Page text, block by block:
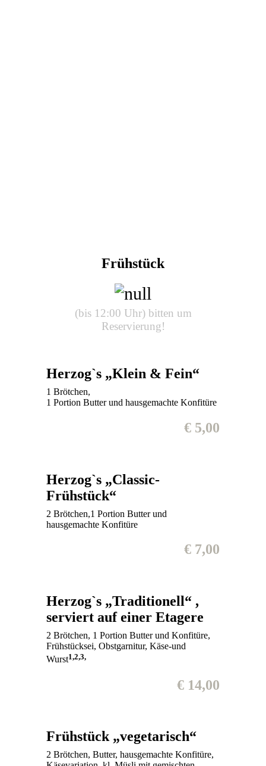
Frühstück
(bis 12:00 Uhr) bitten um
Reservierung!
Herzog`s „Klein & Fein“
1 Brötchen,
1 Portion Butter und hausgemachte Konfitüre
€ 5,00
Herzog`s „Classic-
Frühstück“
2 Brötchen,1 Portion Butter und
hausgemachte Konfitüre
€ 7,00
Herzog`s „Traditionell“ ,
serviert auf einer Etagere
2 Brötchen, 1 Portion Butter und Konfitüre,
Frühstücksei, Obstgarnitur, Käse-und
Wurst1,2,3,
€ 14,00
Frühstück „vegetarisch“
2 Brötchen, Butter, hausgemachte Konfitüre,